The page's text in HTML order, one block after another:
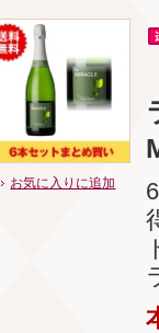
お気に入りに追加